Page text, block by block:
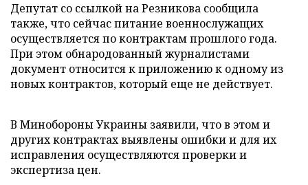
Депутат со ссылкой на Резникова сообщила
также, что сейчас питание военнослужащих
осуществляется по контрактам прошлого года.
При этом обнародованный журналистами
документ относится к приложению к одному из
новых контрактов, который еще не действует.
В Минобороны Украины заявили, что в этом и
других контрактах выявлены ошибки и для их
исправления осуществляются проверки и
экспертиза цен.